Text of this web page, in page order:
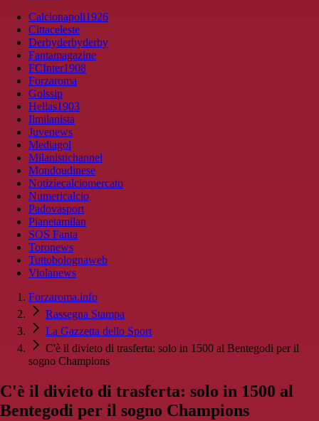
Calcionapoli1926
Cittaceleste
Derbyderbyderby
Fantamagazine
FCInter1908
Forzaroma
Golssip
Hellas1903
Ilmilanista
Juvenews
Mediagol
Milanistichannel
Mondoudinese
Notiziecalciomercato
Numericalcio
Padovasport
Pianetamilan
SOS Fanta
Toronews
Tuttobolognaweb
Violanews
Forzaroma.info
Rassegna Stampa
La Gazzetta dello Sport
C'è il divieto di trasferta: solo in 1500 al Bentegodi per il
sogno Champions
C'è il divieto di trasferta: solo in 1500 al
Bentegodi per il sogno Champions